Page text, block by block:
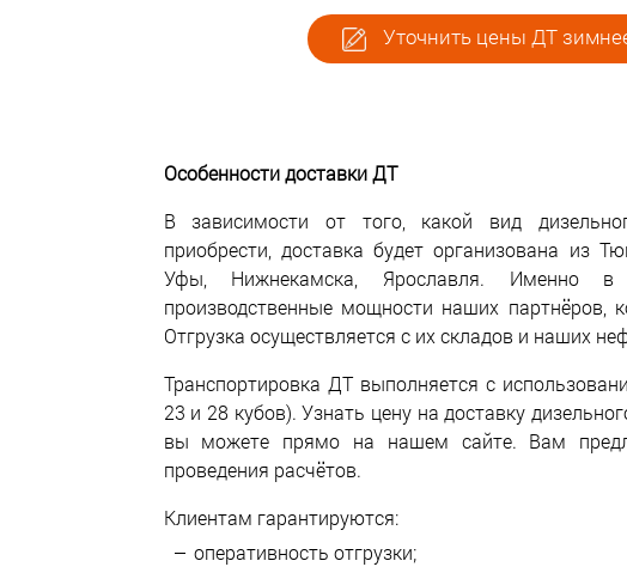
Уточнить цены ДТ
Особенности доставки ДТ
В зависимости от того, какой вид
приобрести, доставка будет организована из
Уфы, Нижнекамска, Ярославля. Именно в
производственные мощности наших партнёров,
Отгрузка осуществляется с их складов и наших
Транспортировка ДТ выполняется с
23 и 28 кубов). Узнать цену на доставку
вы можете прямо на нашем сайте. Вам
проведения расчётов.
Клиентам гарантируются:
оперативность отгрузки;